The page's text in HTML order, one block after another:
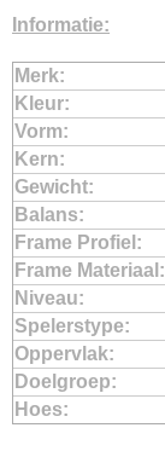
Informatie:
Merk:
Kleur:
Vorm:
Kern:
Gewicht:
Balans:
Frame Profiel:
Frame Materiaal:
Niveau:
Spelerstype:
Oppervlak:
Doelgroep:
Hoes: